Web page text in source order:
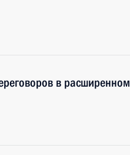
в расширенном